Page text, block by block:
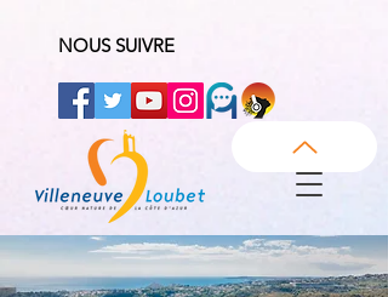
NOUS SUIVRE